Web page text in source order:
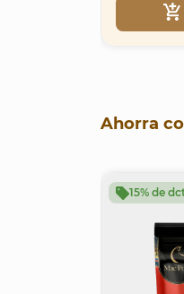
of
Ahorra
15% de